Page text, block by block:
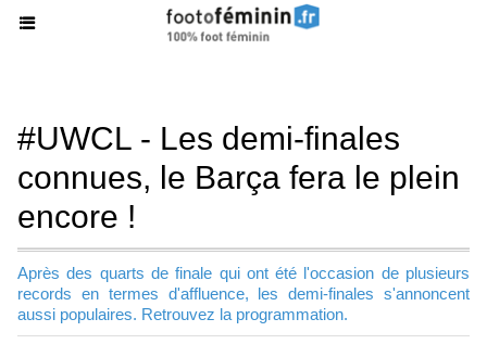
#UWCL - Les demi-finales
connues, le Barça fera le plein
encore !
Après des quarts de finale qui ont été l'occasion de plusieurs
records en termes d'affluence, les demi-finales s'annoncent
aussi populaires. Retrouvez la programmation.